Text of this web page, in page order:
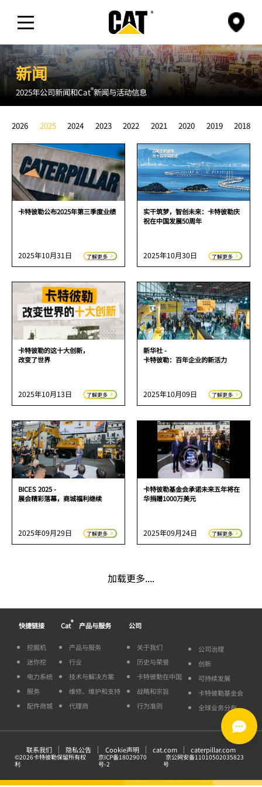
公司
产品与服务
赞助
新闻与活动
精彩视频
新闻
2025年公司新闻和Cat®新闻与活动信息
2026 2025 2024 2023 2022 2021 2020 2019 2018
卡特彼勒公布2025年第三季度业绩
2025年10月31日 了解更多
实干筑梦，智创未来：卡特彼勒庆
祝在中国发展50周年
2025年10月30日 了解更多
卡特彼勒的这十大创新，
改变了世界
2025年10月13日 了解更多
新华社 -
卡特彼勒：百年企业的新活力
2025年10月09日 了解更多
BICES 2025 -
展会精彩落幕，商城福利继续
2025年09月29日 了解更多
卡特彼勒基金会承诺未来五年将在
华捐赠1000万美元
2025年09月24日 了解更多
加载更多....
快捷链接
挖掘机
迷你挖
电力系统
服务
配件商城
Cat® 产品与服务
产品与服务
行业
技术与解决方案
维修、维护和支持
代理商
公司
关于我们
历史与荣誉
卡特彼勒在中国
战略和宗旨
行为准则
公司治理
创新
可持续发展
卡特彼勒基金会
全球业务分布
联系我们 隐私公告 Cookie声明 cat.com caterpillar.com
©2026卡特彼勒保留所有权
利
京ICP备18029070
号-2
京公网安备11010502035823
号